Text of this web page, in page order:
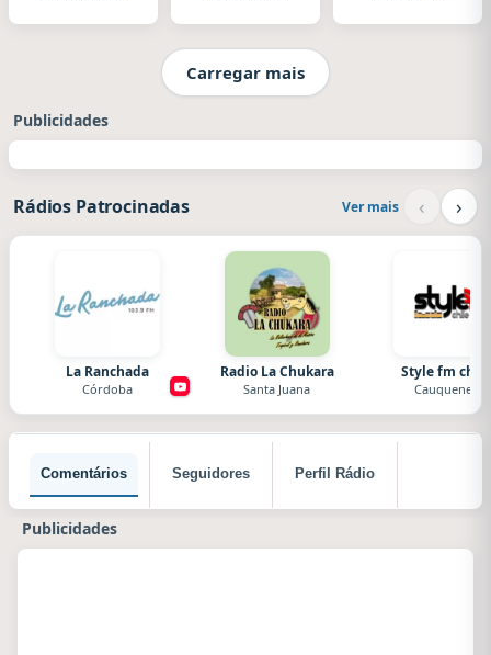
Carregar mais
Publicidades
Rádios Patrocinadas Ver mais ‹ ›
La Ranchada
Córdoba
Radio La Chukara
Santa Juana
Style fm chile
Cauquenes
Comentários Seguidores Perfil Rádio
Publicidades